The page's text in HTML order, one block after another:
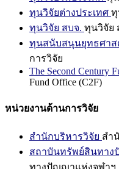
ทุนวิจัยต่างประเทศ ทุ
ทุนวิจัย สบจ. ทุนวิจัย
ทุนสนับสนุนยุทธศาส
การวิจัย
The Second Century
Fund Office (C2F)
หน่วยงานด้านการวิจัย
สำนักบริหารวิจัย สำ
สถาบันทรัพย์สินทาง